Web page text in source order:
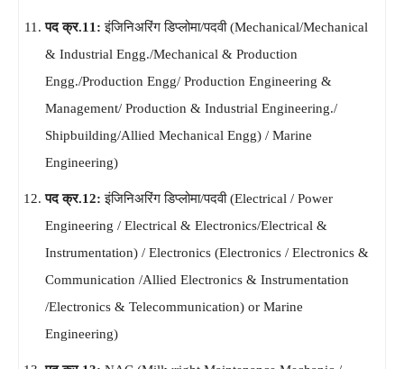
पद क्र.11:इंजिनिअरिंग डिप्लोमा/पदवी (Mechanical/Mechanical
& Industrial Engg./Mechanical & Production
Engg./Production Engg/ Production Engineering &
Management/ Production & Industrial Engineering./
Shipbuilding/Allied Mechanical Engg) / Marine
Engineering)
पद क्र.12:इंजिनिअरिंग डिप्लोमा/पदवी (Electrical / Power
Engineering / Electrical & Electronics/Electrical &
Instrumentation) / Electronics (Electronics / Electronics &
Communication /Allied Electronics & Instrumentation
/Electronics & Telecommunication) or Marine
Engineering)